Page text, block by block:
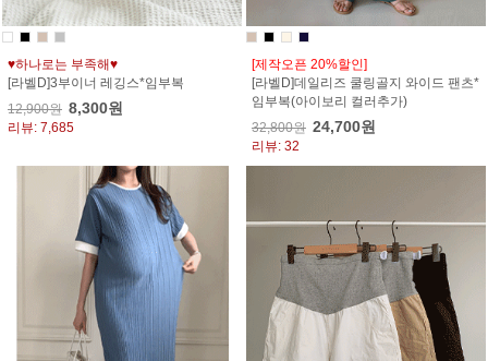
♥하나로는 부족해♥
[라벨D]3부이너 레깅스*임부복
12,900원 8,300원
리뷰: 7,685
[제작오픈 20%할인]
[라벨D]데일리즈 쿨링골지 와이드 팬츠*
임부복(아이보리 컬러추가)
32,800원 24,700원
리뷰: 32